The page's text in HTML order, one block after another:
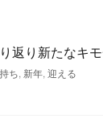
返り新たなキ
ち, 新年, 迎える